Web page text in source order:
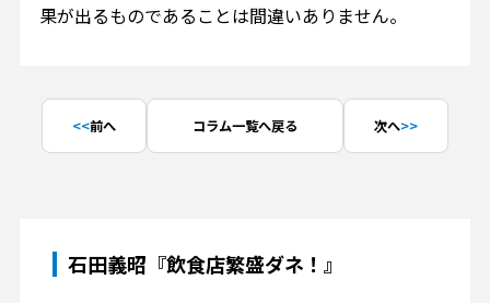
果が出るものであることは間違いありません。
前へ コラム一覧へ戻る 次へ
石田義昭『飲食店繁盛ダネ！』